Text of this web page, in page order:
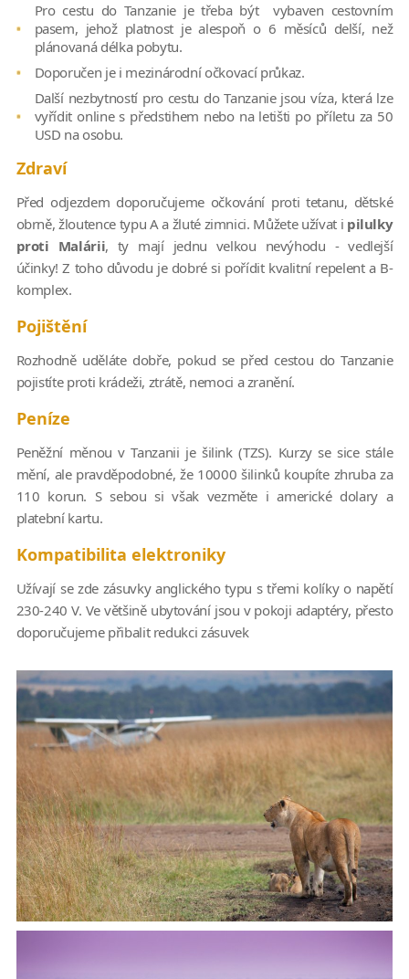
Pro cestu do Tanzanie je třeba být vybaven cestovním
pasem, jehož platnost je alespoň o 6 měsíců delší, než
plánovaná délka pobytu.
Doporučen je i mezinárodní očkovací průkaz.
Další nezbytností pro cestu do Tanzanie jsou víza, která lze
vyřídit online s předstihem nebo na letišti po příletu za 50
USD na osobu.
Zdraví
Před odjezdem doporučujeme očkování proti tetanu, dětské
obrně, žloutence typu A a žluté zimnici. Můžete užívat i pilulky
proti Malárii, ty mají jednu velkou nevýhodu - vedlejší
účinky! Z toho důvodu je dobré si pořídit kvalitní repelent a B-
komplex.
Pojištění
Rozhodně uděláte dobře, pokud se před cestou do Tanzanie
pojistíte proti krádeži, ztrátě, nemoci a zranění.
Peníze
Peněžní měnou v Tanzanii je šilink (TZS). Kurzy se sice stále
mění, ale pravděpodobné, že 10000 šilinků koupíte zhruba za
110 korun. S sebou si však vezměte i americké dolary a
platební kartu.
Kompatibilita elektroniky
Užívají se zde zásuvky anglického typu s třemi kolíky o napětí
230-240 V. Ve většině ubytování jsou v pokoji adaptéry, přesto
doporučujeme přibalit redukci zásuvek